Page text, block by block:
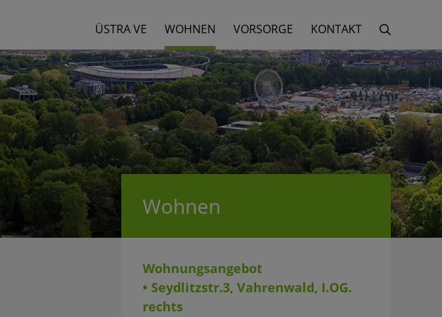
ÜSTRA VE WOHNEN VORSORGE KONTAKT
Wohnen
Wohnungsangebot
• Seydlitzstr.3, Vahrenwald, I.OG.
rechts